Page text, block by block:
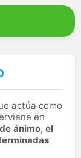
actúa como
en
ánimo, el